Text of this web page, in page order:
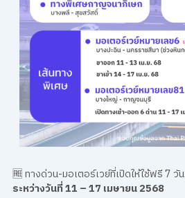
🆓 ทางด่วน-มอเตอร์เวย์ที่เปิดให้ใช้ฟรี 7 วัน
ระหว่างวันที่ 11 – 17 เมษายน 2568